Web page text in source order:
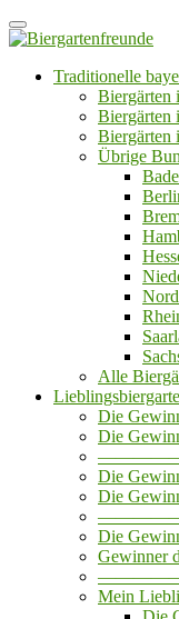
Traditionelle
Biergärten
Biergärten
Biergärten
Übrige
Alle
Die
Die
Die
Die
Die
Gewinner
Mein